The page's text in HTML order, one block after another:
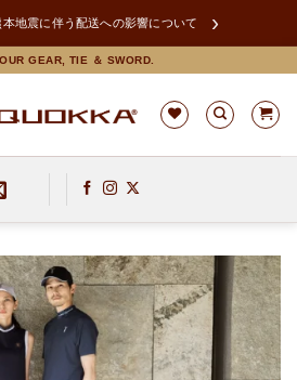
達追加で限定クーポンGET！ ›
GEAR, TIE ＆ SWORD.